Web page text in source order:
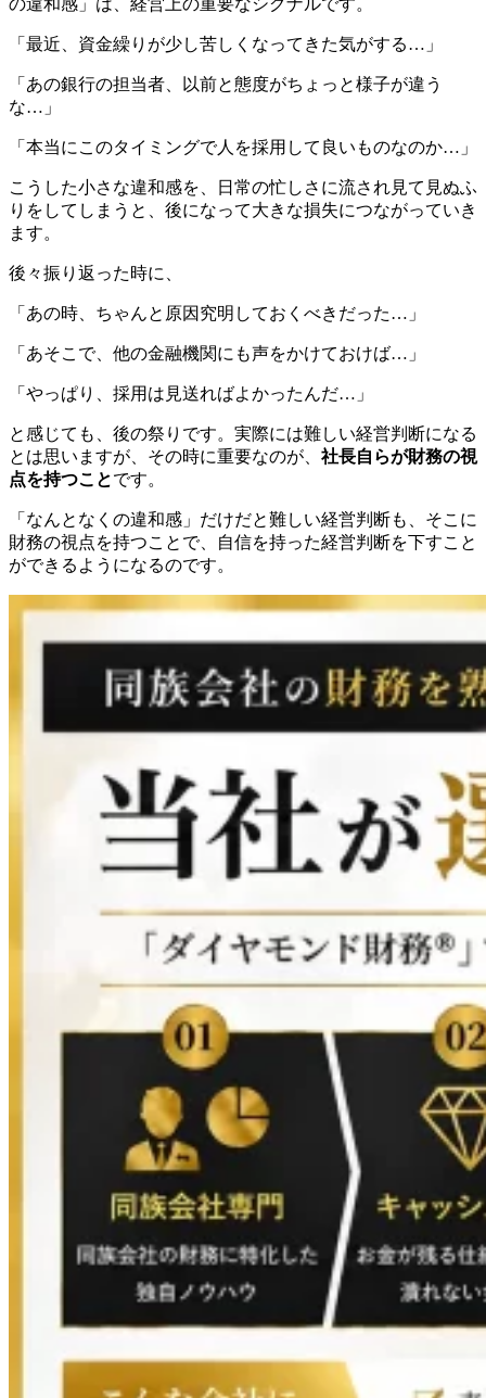
「最近、資金繰りが少し苦しくなってきた気がする…」
「あの銀行の担当者、以前と態度がちょっと様子が違う
な…」
「本当にこのタイミングで人を採用して良いものなのか…」
こうした小さな違和感を、日常の忙しさに流され見て見ぬふ
りをしてしまうと、後になって大きな損失につながっていき
ます。
後々振り返った時に、
「あの時、ちゃんと原因究明しておくべきだった…」
「あそこで、他の金融機関にも声をかけておけば…」
「やっぱり、採用は見送ればよかったんだ…」
と感じても、後の祭りです。実際には難しい経営判断になる
とは思いますが、その時に重要なのが、 社長自らが財務の視
点を持つことです。
「なんとなくの違和感」だけだと難しい経営判断も、そこに
財務の視点を持つことで、自信を持った経営判断を下すこと
ができるようになるのです。